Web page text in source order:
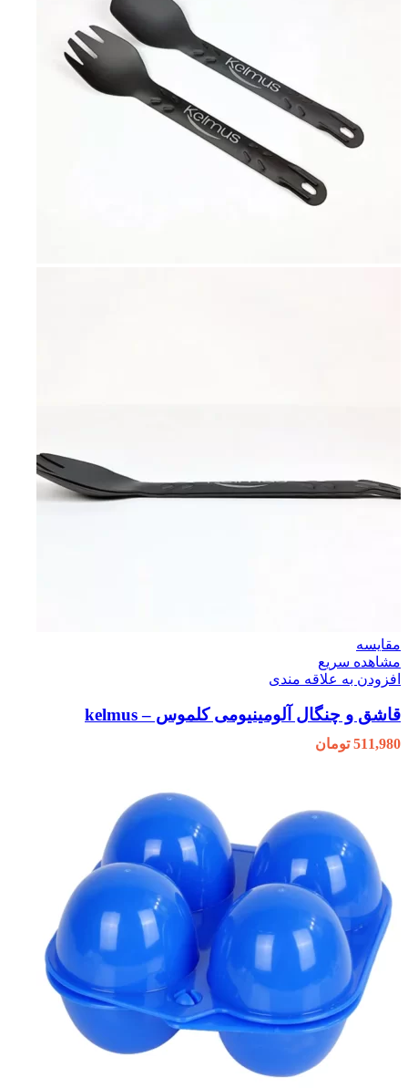
مقایسه
مشاهده سریع
افزودن به علاقه مندی
قاشق و چنگال آلومینیومی کلموس – kelmus
511,980 تومان